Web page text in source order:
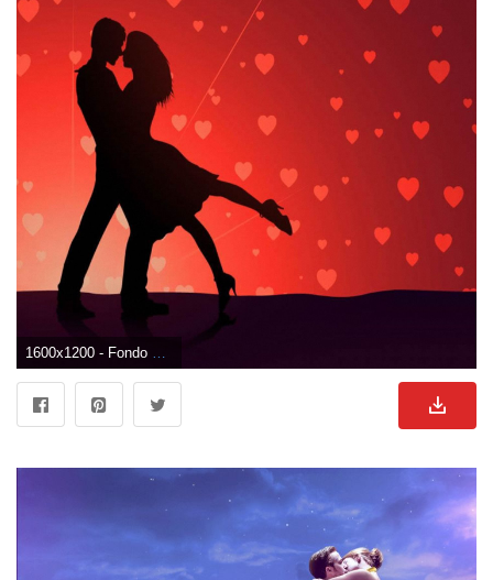
1600x1200 - Fondo de pantalla de 1600x1200. Wallpaper de enamorados.